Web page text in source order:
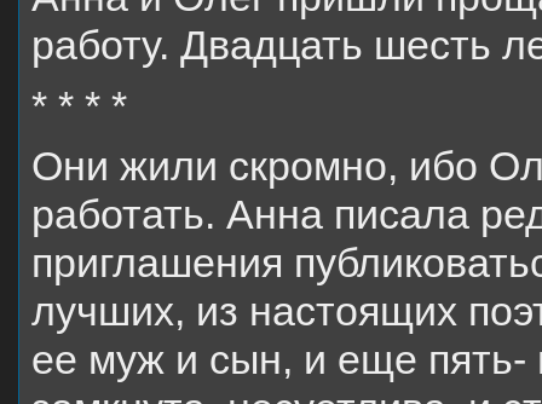
работу. Двадцать шесть
* * * *
Они жили скромно, ибо
работать. Анна писала
приглашения
лучших, из настоящих
ее муж и сын, и еще